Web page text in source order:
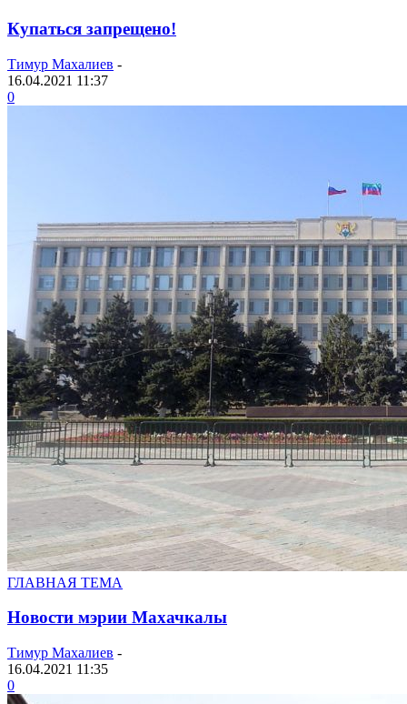
Купаться запрещено!
Тимур Махалиев -
16.04.2021 11:37
0
ГЛАВНАЯ ТЕМА
Новости мэрии Махачкалы
Тимур Махалиев -
16.04.2021 11:35
0